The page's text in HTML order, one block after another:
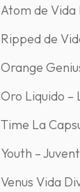
Atom de Vida
Ripped de
Orange
Oro Liquido –
Time La
Youth –
Venus Vida